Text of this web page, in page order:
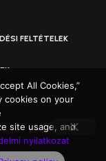
FELTÉTELEK
All Cookies,”
cookies on your
site usage, and
nyilatkozat